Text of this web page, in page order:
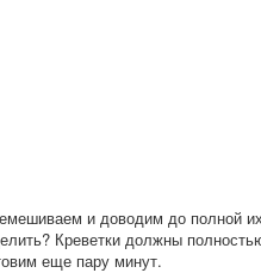
и доводим до полной
Креветки должны
еще пару минут.